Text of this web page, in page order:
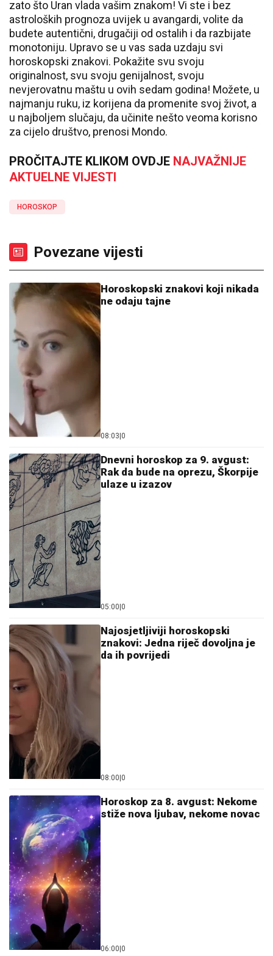
zato što Uran vlada vašim znakom! Vi ste i bez
astroloških prognoza uvijek u avangardi, volite da
budete autentični, drugačiji od ostalih i da razbijate
monotoniju. Upravo se u vas sada uzdaju svi
horoskopski znakovi. Pokažite svu svoju
originalnost, svu svoju genijalnost, svoju
nevjerovatnu maštu u ovih sedam godina! Možete, u
najmanju ruku, iz korijena da promenite svoj život, a
u najboljem slučaju, da učinite nešto veoma korisno
za cijelo društvo, prenosi Mondo.
PROČITAJTE KLIKOM OVDJE NAJVAŽNIJE
AKTUELNE VIJESTI
HOROSKOP
Povezane vijesti
Horoskopski znakovi koji nikada
ne odaju tajne
08:03 0
Dnevni horoskop za 9. avgust:
Rak da bude na oprezu, Škorpije
ulaze u izazov
05:00 0
Najosjetljiviji horoskopski
znakovi: Jedna riječ dovoljna je
da ih povrijedi
08:00 0
Horoskop za 8. avgust: Nekome
stiže nova ljubav, nekome novac
06:00 0